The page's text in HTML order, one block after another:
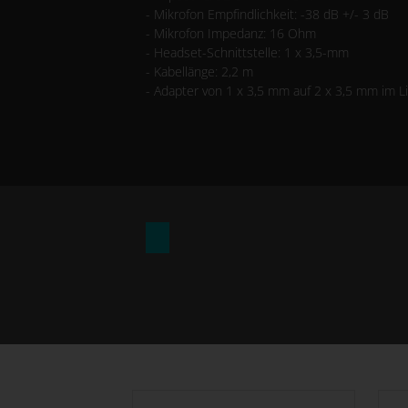
- Mikrofon Empfindlichkeit: -38 dB +/- 3 dB
- Mikrofon Impedanz: 16 Ohm
- Headset-Schnittstelle: 1 x 3,5-mm
- Kabellänge: 2,2 m
- Adapter von 1 x 3,5 mm auf 2 x 3,5 mm im